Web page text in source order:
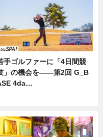
手ゴルファーに「4日間競
」の機会を——第2回 G_B
4da…